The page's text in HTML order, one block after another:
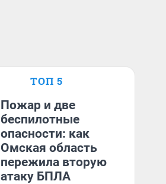
ТОП 5
Пожар и две
беспилотные
опасности: как
Омская область
пережила вторую
атаку БПЛА